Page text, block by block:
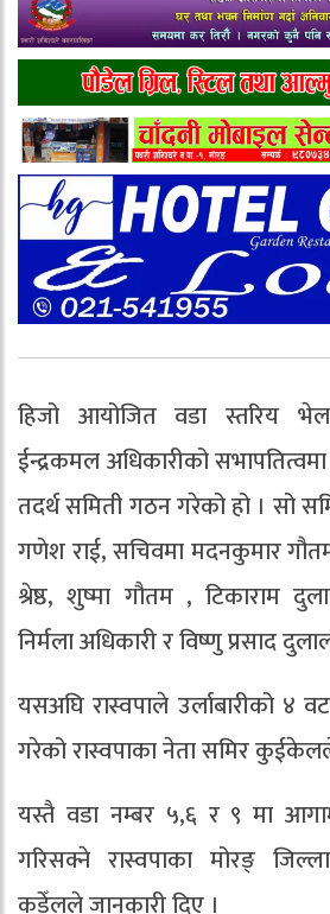
हिजो आयोजित वडा स्तरिय
ईन्द्रकमल अधिकारीको
तदर्थ समिती गठन गरेको हो । सो
गणेश राई, सचिवमा मदनकुमार
श्रेष्ठ, शुष्मा गौतम , टिकाराम
निर्मला अधिकारी र विष्णु प्रसाद
यसअघि रास्वपाले उर्लाबारीको ४
गरेको रास्वपाका नेता समिर
यस्तै वडा नम्बर ५,६ र ९ मा
गरिसक्ने रास्वपाका मोरङ्
कडेँलले जानकारी दिए ।